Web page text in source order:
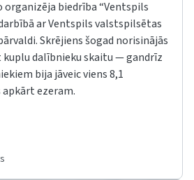
organizēja biedrība “Ventspils
ar Ventspils valstspilsētas
Skrējiens šogad norisinājās
kuplu dalībnieku skaitu — gandrīz
bija jāveic viens 8,1
ezeram.